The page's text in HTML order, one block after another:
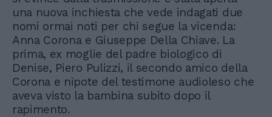
una nuova inchiesta che vede indagati due
nomi ormai noti per chi segue la vicenda:
Anna Corona e Giuseppe Della Chiave. La
prima, ex moglie del padre biologico di
Denise, Piero Pulizzi, il secondo amico della
Corona e nipote del testimone audioleso che
aveva visto la bambina subito dopo il
rapimento.